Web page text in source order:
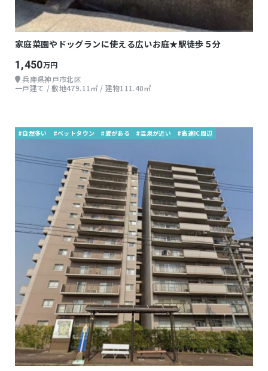
家庭菜園やドッグランに使える広いお庭★駅徒歩５分
1,450万円
兵庫県神戸市北区
一戸建て / 敷地479.11㎡ / 建物111.40㎡
#自然多い #ベットタウン #畳がある #温泉が近い #高速IC周辺